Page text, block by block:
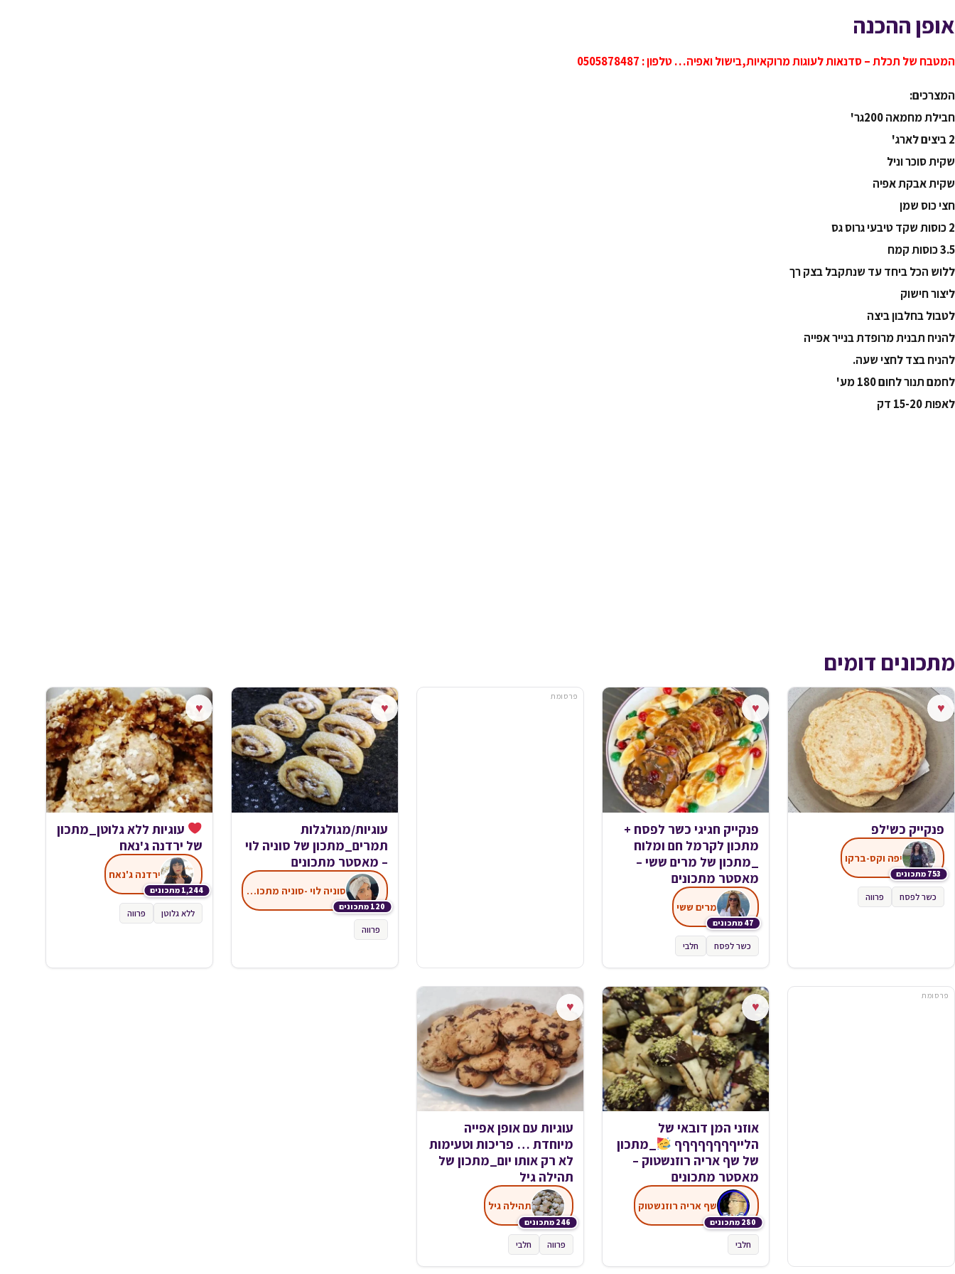
אופן ההכנה
המטבח של תכלת – סדנאות לעוגות מרוקאיות,בישול ואפיה… טלפון : 0505878487
המצרכים:
חבילת מחמאה 200גר'
2 ביצים לארג'
שקית סוכר וניל
שקית אבקת אפיה
חצי כוס שמן
2 כוסות שקד טיבעי גרוס גס
3.5 כוסות קמח
ללוש הכל ביחד עד שנתקבל בצק רך
ליצור חישוק
לטבול בחלבון ביצה
להניח תבנית מרופדת בנייר אפייה
להניח בצד לחצי שעה.
לחמם תנור לחום 180 מע'
לאפות 15-20 דק
מתכונים דומים
♥
פנקייק כש'לפ
753 מתכונים
יפה וקס-ברקו
כשר לפסח פרווה
♥
פנקייק חגיגי כשר לפסח +
מתכון לקרמל חם ומלוח
_מתכון של מרים ששי –
מאסטר מתכונים
47 מתכונים
מרים ששי
כשר לפסח חלבי
פרסומת
♥
עוגיות/מגולגלות
תמרים_מתכון של סוניה לוי
– מאסטר מתכונים
120 מתכונים
סוניה לוי -סוניה מתכוניה
פרווה
♥
עוגיות ללא גלוטן_מתכון
של ירדנה ג'נאח
1,244 מתכונים
ירדנה ג'נאח
ללא גלוטן פרווה
פרסומת
♥
אוזני המן דובאי של
הלייףףףףףףףף
_מתכון
של שף אריה רוזנשטוק –
מאסטר מתכונים
280 מתכונים
שף אריה רוזנשטוק
חלבי
♥
עוגיות עם אופן אפייה
מיוחדת … פריכות וטעימות
לא רק אותו יום_מתכון של
תהילה גיל
246 מתכונים
תהילה גיל
פרווה חלבי